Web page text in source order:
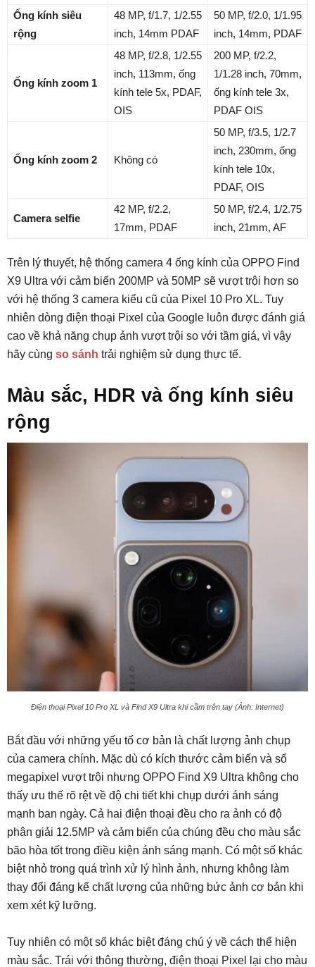
Ống kính siêu
rộng
48 MP, f/1.7, 1/2.55
inch, 14mm PDAF
50 MP, f/2.0, 1/1.95
inch, 14mm, PDAF
Ống kính zoom 1
48 MP, f/2.8, 1/2.55
inch, 113mm, ống
kính tele 5x, PDAF,
OIS
200 MP, f/2.2,
1/1.28 inch, 70mm,
ống kính tele 3x,
PDAF OIS
Ống kính zoom 2 Không có
50 MP, f/3.5, 1/2.7
inch, 230mm, ống
kính tele 10x,
PDAF, OIS
Camera selfie
42 MP, f/2.2,
17mm, PDAF
50 MP, f/2.4, 1/2.75
inch, 21mm, AF
Trên lý thuyết, hệ thống camera 4 ống kính của OPPO Find
X9 Ultra với cảm biến 200MP và 50MP sẽ vượt trội hơn so
với hệ thống 3 camera kiểu cũ của Pixel 10 Pro XL. Tuy
nhiên dòng điện thoại Pixel của Google luôn được đánh giá
cao về khả năng chụp ảnh vượt trội so với tầm giá, vì vậy
hãy cùng so sánh trải nghiệm sử dụng thực tế.
Màu sắc, HDR và ống kính siêu
rộng
Điện thoại Pixel 10 Pro XL và Find X9 Ultra khi cầm trên tay (Ảnh: Internet)
Bắt đầu với những yếu tố cơ bản là chất lượng ảnh chụp
của camera chính. Mặc dù có kích thước cảm biến và số
megapixel vượt trội nhưng OPPO Find X9 Ultra không cho
thấy ưu thế rõ rệt về độ chi tiết khi chụp dưới ánh sáng
mạnh ban ngày. Cả hai điện thoại đều cho ra ảnh có độ
phân giải 12.5MP và cảm biến của chúng đều cho màu sắc
bão hòa tốt trong điều kiện ánh sáng mạnh. Có một số khác
biệt nhỏ trong quá trình xử lý hình ảnh, nhưng không làm
thay đổi đáng kể chất lượng của những bức ảnh cơ bản khi
xem xét kỹ lưỡng.
Tuy nhiên có một số khác biệt đáng chú ý về cách thể hiện
màu sắc. Trái với thông thường, điện thoại Pixel lại cho màu